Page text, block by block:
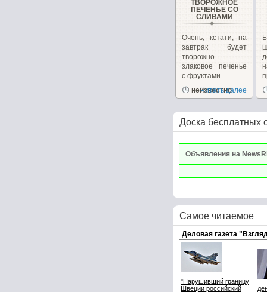
ТВОРОЖНОЕ
ПЕЧЕНЬЕ СО
СЛИВАМИ
Очень, кстати, на
завтрак будет
творожно-
злаковое печенье
с фруктами.
неизвестно
Читать далее
Доска бесплатных
Объявления на
Самое читаемое